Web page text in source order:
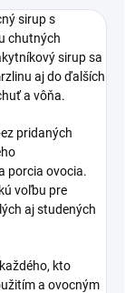
sirup s
chutných
sirup sa
aj do ďalších
a vôňa.
pridaných
porcia ovocia.
voľbu pre
aj studených
kto
a ovocným